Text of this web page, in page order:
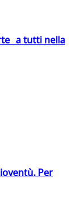
a tutti nella
Per